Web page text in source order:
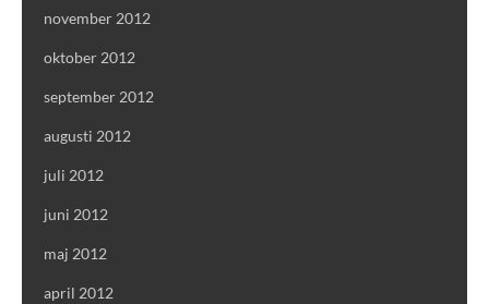
november 2012
oktober 2012
september 2012
augusti 2012
juli 2012
juni 2012
maj 2012
april 2012